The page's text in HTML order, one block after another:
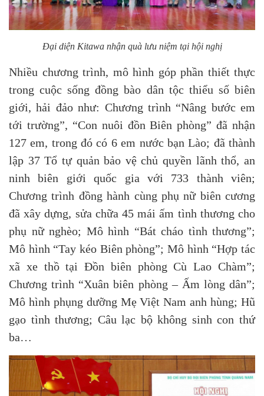
Đại diện Kitawa nhận quà lưu niệm tại hội nghị
Nhiều chương trình, mô hình góp phần thiết thực
trong cuộc sống đồng bào dân tộc thiểu số biên
giới, hải đảo như: Chương trình “Nâng bước em
tới trường”, “Con nuôi đồn Biên phòng” đã nhận
127 em, trong đó có 6 em nước bạn Lào; đã thành
lập 37 Tổ tự quản bảo vệ chủ quyền lãnh thổ, an
ninh biên giới quốc gia với 733 thành viên;
Chương trình đồng hành cùng phụ nữ biên cương
đã xây dựng, sửa chữa 45 mái ấm tình thương cho
phụ nữ nghèo; Mô hình “Bát cháo tình thương”;
Mô hình “Tay kéo Biên phòng”; Mô hình “Hợp tác
xã xe thồ tại Đồn biên phòng Cù Lao Chàm”;
Chương trình “Xuân biên phòng – Ấm lòng dân”;
Mô hình phụng dưỡng Mẹ Việt Nam anh hùng; Hũ
gạo tình thương; Câu lạc bộ không sinh con thứ
ba…